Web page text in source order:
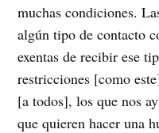
muchas condiciones.
algún tipo de contacto
exentas de recibir ese
restricciones [como
[a todos], los que nos
que quieren hacer una